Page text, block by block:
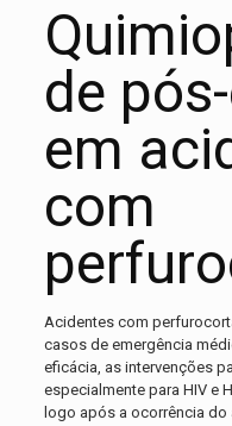
de
em
com
Acidentes com
casos de emergência
eficácia, as intervenções
especialmente para HIV e
logo após a ocorrência do